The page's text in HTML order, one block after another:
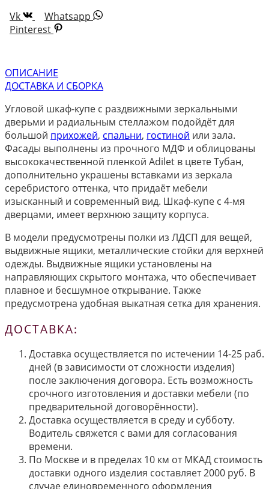
Vk
Whatsapp
Pinterest
ОПИСАНИЕ
ДОСТАВКА И СБОРКА
Угловой шкаф-купе с раздвижными зеркальными
дверьми и радиальным стеллажом подойдёт для
большой прихожей, спальни, гостиной или зала.
Фасады выполнены из прочного МДФ и облицованы
высококачественной пленкой Adilet в цвете Тубан,
дополнительно украшены вставками из зеркала
серебристого оттенка, что придаёт мебели
изысканный и современный вид. Шкаф-купе с 4-мя
дверцами, имеет верхнюю защиту корпуса.
В модели предусмотрены полки из ЛДСП для вещей,
выдвижные ящики, металлические стойки для верхней
одежды. Выдвижные ящики установлены на
направляющих скрытого монтажа, что обеспечивает
плавное и бесшумное открывание. Также
предусмотрена удобная выкатная сетка для хранения.
ДОСТАВКА:
Доставка осуществляется по истечении 14-25 раб.
дней (в зависимости от сложности изделия)
после заключения договора. Есть возможность
срочного изготовления и доставки мебели (по
предварительной договорённости).
Доставка осуществляется в среду и субботу.
Водитель свяжется с вами для согласования
времени.
По Москве и в пределах 10 км от МКАД стоимость
доставки одного изделия составляет 2000 руб. В
случае единовременного оформления